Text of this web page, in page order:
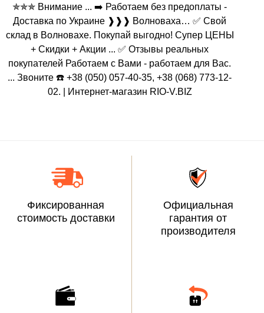
✯✯✯ Внимание ... ➡️ Работаем без предоплаты -
Доставка по Украине ❱❱❱ Волноваха… ✅ Свой
склад в Волновахе. Покупай выгодно! Супер ЦЕНЫ
+ Скидки + Акции ... ✅ Отзывы реальных
покупателей Работаем с Вами - работаем для Вас.
... Звоните ☎️ +38 (050) 057-40-35, +38 (068) 773-12-
02. | Интернет-магазин RIO-V.BIZ
Фиксированная
стоимость доставки
Официальная
гарантия от
производителя